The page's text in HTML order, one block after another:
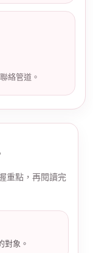
絡管道。
重點，再閱讀完
對象。